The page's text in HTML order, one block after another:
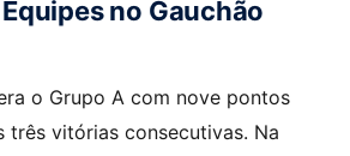
no Gauchão
o Grupo A com nove pontos
três vitórias consecutivas. Na